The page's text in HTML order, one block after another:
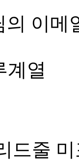
이메
계열
드줄